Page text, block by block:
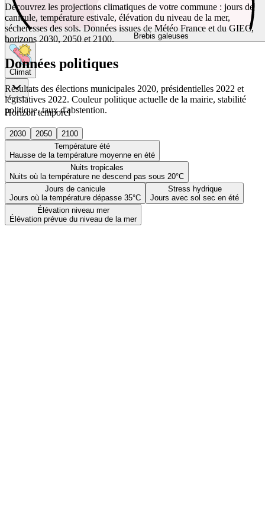
Brebis galeuses
Climat
Horizon temporel
2030 2050
2100
Température été
Hausse de la température moyenne en été
Nuits tropicales
Nuits où la température ne descend pas sous 20°C
Jours de canicule
Jours où la température dépasse 35°C
Stress hydrique
Jours avec sol sec en été
Élévation niveau mer
Élévation prévue du niveau de la mer
Découvrez les projections climatiques de votre commune : jours de
canicule, température estivale, élévation du niveau de la mer,
sécheresses des sols. Données issues de Météo France et du GIEC,
horizons 2030, 2050 et 2100.
Données politiques
Résultats des élections municipales 2020, présidentielles 2022 et
législatives 2022. Couleur politique actuelle de la mairie, stabilité
politique, taux d'abstention.